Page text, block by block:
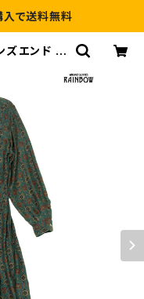
で送料無料
エンド 総